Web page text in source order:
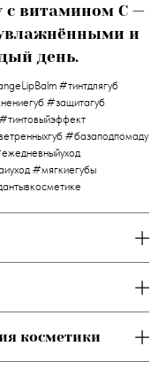
с витамином C —
и
день.
#тинтдлягуб
#защитагуб
#базаподпомаду
#мягкиегубы
косметики